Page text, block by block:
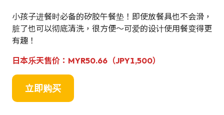
小孩子进餐时必备的矽胶午餐垫！即使放餐具也不会滑，
脏了也可以彻底清洗，很方便～可爱的设计使用餐变得更
有趣！
日本乐天售价：MYR50.66（JPY1,500）
立即购买